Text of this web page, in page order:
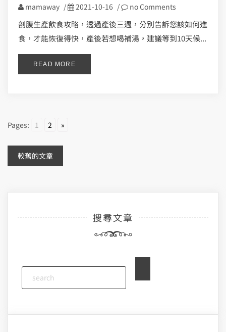
mamaway / 2021-10-16 / no Comments
剖腹生產飲食攻略，透過產後三週，分別告訴您該如何進
食，才能恢復得快，產後若想喝補湯，建議等到10天候...
READ MORE
Pages: 1 2 »
文
較舊的文章
搜尋文章